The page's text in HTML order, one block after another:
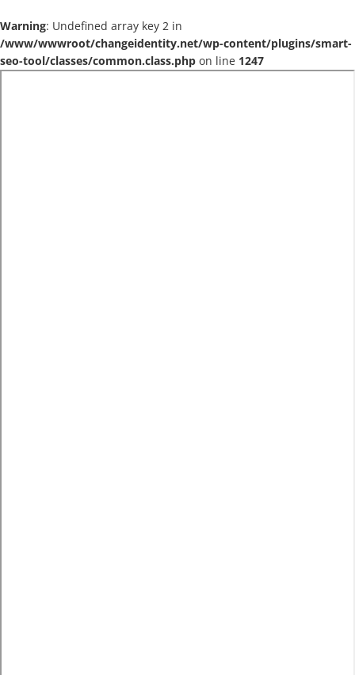
Warning: Undefined array key 2 in
/www/wwwroot/changeidentity.net/wp-content/plugins/smart-
seo-tool/classes/common.class.php on line 1247